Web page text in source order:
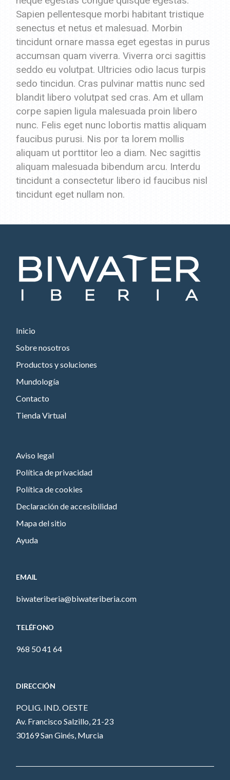
Sapien pellentesque morbi habitant tristique
senectus et netus et malesuad. Morbin
tincidunt ornare massa eget egestas in purus
accumsan quam viverra. Viverra orci sagittis
seddo eu volutpat. Ultricies odio lacus turpis
sedo tincidun. Cras pulvinar mattis nunc sed
blandit libero volutpat sed cras. Am et ullam
corpe sapien ligula malesuada proin libero
nunc. Felis eget nunc lobortis mattis aliquam
faucibus purusi. Nis por ta lorem mollis
aliquam ut porttitor leo a diam. Nec sagittis
aliquam malesuada bibendum arcu. Interdu
tincidunt a consectetur libero id faucibus nisl
tincidunt eget nullam non.
Inicio
Sobre nosotros
Productos y soluciones
Mundología
Contacto
Tienda Virtual
Aviso legal
Política de privacidad
Política de cookies
Declaración de accesibilidad
Mapa del sitio
Ayuda
EMAIL
biwateriberia@biwateriberia.com
TELÉFONO
968 50 41 64
DIRECCIÓN
POLIG. IND. OESTE
Av. Francisco Salzillo, 21-23
30169 San Ginés, Murcia